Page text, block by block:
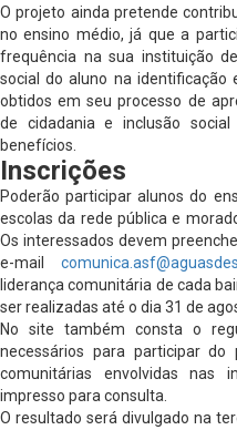
O projeto ainda pretende
no ensino médio, já que a
frequência na sua instituição
social do aluno na identificação
obtidos em seu processo de
de cidadania e inclusão
benefícios.
Inscrições
Poderão participar alunos do
escolas da rede pública e
Os interessados devem
e-mail
liderança comunitária de cada
ser realizadas até o dia 31 de
No site também consta o
necessários para participar
comunitárias envolvidas nas
impresso para consulta.
O resultado será divulgado na